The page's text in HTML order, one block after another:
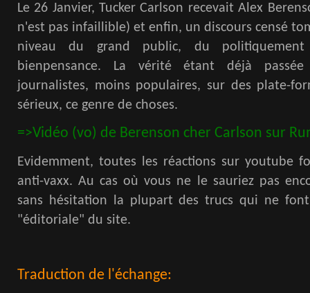
Le 26 Janvier, Tucker Carlson recevait Alex
n'est pas infaillible) et enfin, un discours censé
niveau du grand public, du
bienpensance. La vérité étant déjà
journalistes, moins populaires, sur des plate-
sérieux, ce genre de choses.
=>Vidéo (vo) de Berenson cher Carlson sur
Evidemment, toutes les réactions sur youtube
anti-vaxx. Au cas où vous ne le sauriez pas
sans hésitation la plupart des trucs qui ne
"éditoriale" du site.
Traduction de l'échange: